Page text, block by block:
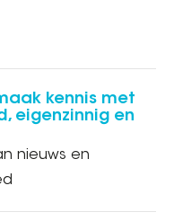
kennis met
eigenzinnig en
nieuws en